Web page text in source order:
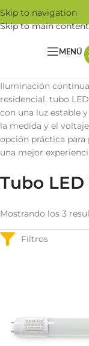
Skip to navigation
Skip to main content
MENÚ
Iluminación
residencial. tubo
con una luz estable
la medida y el
opción práctica para
una mejor
Tubo LED
Mostrando los 3